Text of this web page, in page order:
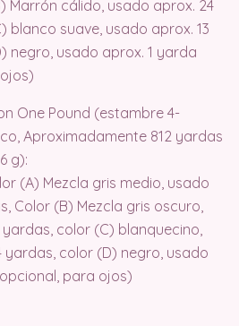
Marrón cálido, usado aprox. 24
blanco suave, usado aprox. 13
negro, usado aprox. 1 yarda
One Pound (estambre 4-
Aproximadamente 812 yardas
g):
(A) Mezcla gris medio, usado
Color (B) Mezcla gris oscuro,
yardas, color (C) blanquecino,
yardas, color (D) negro, usado
para ojos)